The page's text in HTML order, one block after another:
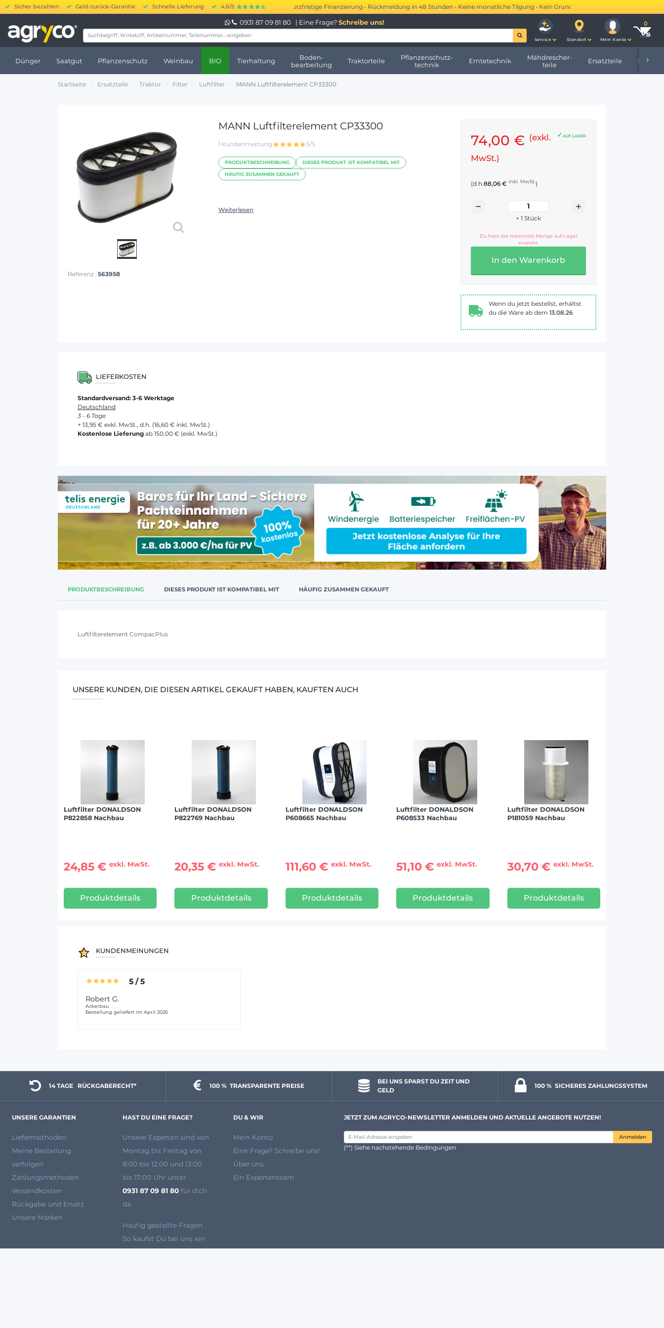
Sicher bezahlen Geld-zurück-Garantie Schnelle Lieferung 4,6/5
20.000 bis 250.000 € kurzfristige Finanzierung • Rückmeldung in 48 Stunden • Keine monatliche Tilgung • Kein Grundbucheintrag •
0931 87 09 81 80 | Eine Frage? Schreibe uns!
Service Standort Mein Konto
Dünger Saatgut Pflanzenschutz Weinbau BIO Tierhaltung
Boden-
bearbeitung
Traktorteile
Pflanzenschutz-
technik
Erntetechnik
Mähdrescher-
teile
Ersatzteile
Startseite Ersatzteile Traktor Filter Luftfilter MANN Luftfilterelement CP33300
Referenz : 563958
MANN Luftfilterelement CP33300
1 Kundenmeinung 5/5
PRODUKTBESCHREIBUNG DIESES PRODUKT IST KOMPATIBEL MIT
HÄUFIG ZUSAMMEN GEKAUFT
Weiterlesen
AUF LAGER
74,00 € (exkl.
MwSt.)
(d.h.88,06 € inkl. MwSt.)
× 1 Stück
Du hast die maximale Menge auf Lager
erreicht.
In den Warenkorb
Wenn du jetzt bestellst, erhältst
du die Ware ab dem 13.08.26
LIEFERKOSTEN
Standardversand: 3-6 Werktage
Deutschland
3 - 6 Tage
+ 13,95 € exkl. MwSt., d.h. (16,60 € inkl. MwSt.)
Kostenlose Lieferung ab 150,00 € (exkl. MwSt.)
PRODUKTBESCHREIBUNG DIESES PRODUKT IST KOMPATIBEL MIT HÄUFIG ZUSAMMEN GEKAUFT
Luftfilterelement CompacPlus
UNSERE KUNDEN, DIE DIESEN ARTIKEL GEKAUFT HABEN, KAUFTEN AUCH
Luftfilter DONALDSON
P822858 Nachbau
24,85 € exkl. MwSt.
Produktdetails
Luftfilter DONALDSON
P822769 Nachbau
20,35 €exkl. MwSt.
Produktdetails
Luftfilter DONALDSON
P608665 Nachbau
111,60 € exkl. MwSt.
Produktdetails
Luftfilter DONALDSON
P608533 Nachbau
51,10 €exkl. MwSt.
Produktdetails
Luftfilter DONALDSON
P181059 Nachbau
30,70 € exkl. MwSt.
Produktdetails
KUNDENMEINUNGEN
5/5
Robert G.
Ackerbau
Bestellung geliefert im April 2026
14 TAGE
  RÜCKGABERECHT*
100 % TRANSPARENTE PREISE
BEI UNS SPARST DU ZEIT UND
GELD
100 % SICHERES ZAHLUNGSSYSTEM
UNSERE GARANTIEN
Liefermethoden
Meine Bestellung
verfolgen
Zahlungsmethoden
Versandkosten
Rückgabe und Ersatz
Unsere Marken
HAST DU EINE FRAGE?
Unsere Experten sind von
Montag bis Freitag von
8:00 bis 12:00 und 13:00
bis 17:00 Uhr unter
0931 87 09 81 80 für dich
da.
Häufig gestellte Fragen
So kaufst Du bei uns ein
DU & WIR
Mein Konto
Eine Frage? Schreibe uns!
Über uns
Ein Expertenteam
JETZT ZUM AGRYCO-NEWSLETTER ANMELDEN UND AKTUELLE ANGEBOTE NUTZEN!
Anmelden
(**) Siehe nachstehende Bedingungen